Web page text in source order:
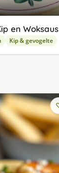
en Woksaus
Kip & gevogelte